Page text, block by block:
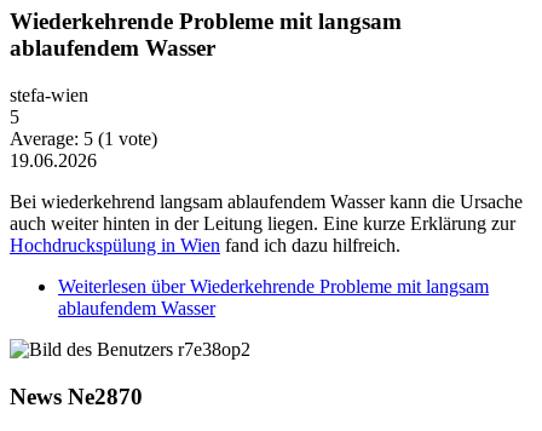
Wiederkehrende Probleme mit langsam
ablaufendem Wasser
stefa-wien
5
Average: 5 (1 vote)
19.06.2026
Bei wiederkehrend langsam ablaufendem Wasser kann die Ursache
auch weiter hinten in der Leitung liegen. Eine kurze Erklärung zur
Hochdruckspülung in Wien fand ich dazu hilfreich.
Weiterlesen über Wiederkehrende Probleme mit langsam
ablaufendem Wasser
News Ne2870